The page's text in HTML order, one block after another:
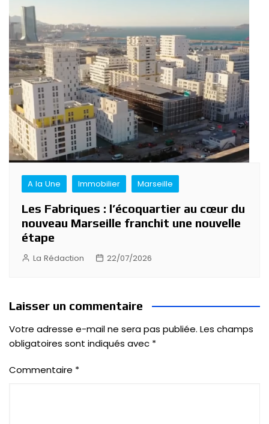
A la Une Immobilier Marseille
Les Fabriques : l’écoquartier au cœur du
nouveau Marseille franchit une nouvelle
étape
La Rédaction 22/07/2026
Laisser un commentaire
Votre adresse e-mail ne sera pas publiée. Les champs
obligatoires sont indiqués avec *
Commentaire *